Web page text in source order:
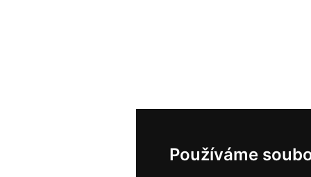
Používáme